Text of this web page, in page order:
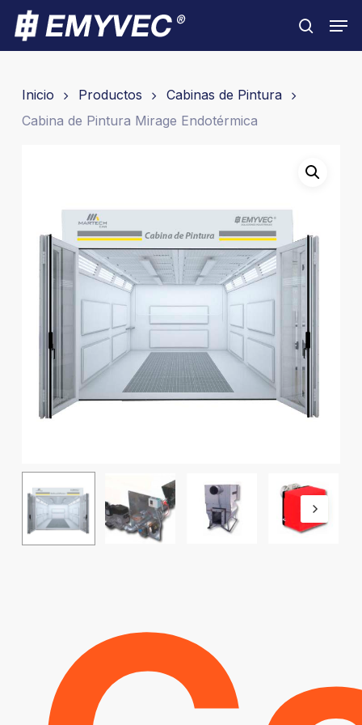
Skip
main
search
Inicio Productos
Cabinas de Pintura
Cabina de Pintura Mirage Endotérmica
Close